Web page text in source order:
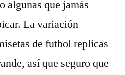
algunas que jamás
La variación
de futbol replicas
así que seguro que